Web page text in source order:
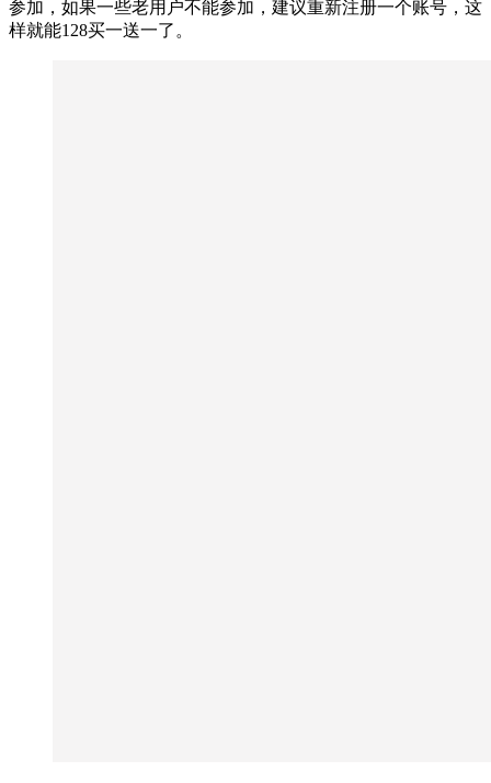
参加，如果一些老用户不能参加，建议重新注册一个账号，这
样就能128买一送一了。